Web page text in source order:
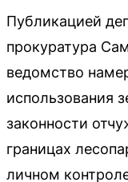
Публикацией
прокуратура
ведомство
использования
законности
границах
личном